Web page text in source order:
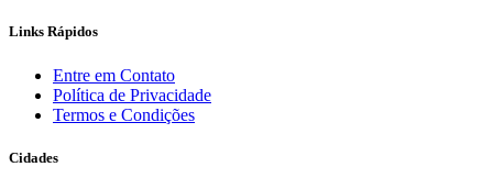
Links Rápidos
Entre em Contato
Política de Privacidade
Termos e Condições
Cidades